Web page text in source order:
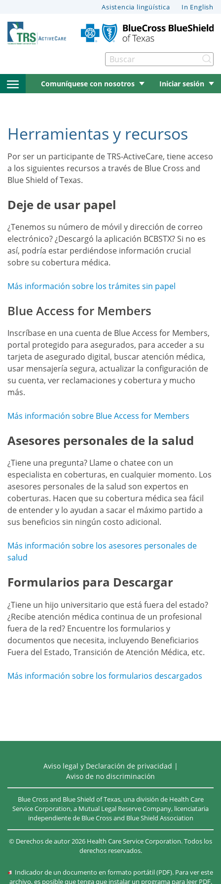
puede
tener
no
pueden
software
lector
de
pantalla.
obtener
con
estos
documentos,
llame
número
figura
reverso
de
su
tarjeta
de
menú
menú
Asistencia lingüística In English
menú
lateral
abierto
Comuníquese con nosotros Iniciar sesión
Herramientas y recursos
Por ser un participante de TRS-ActiveCare, tiene acceso
a los siguientes recursos a través de Blue Cross and
Blue Shield of Texas.
Deje de usar papel
¿Tenemos su número de móvil y dirección de correo
electrónico? ¿Descargó la aplicación BCBSTX? Si no es
así, podría estar perdiéndose información crucial
sobre su cobertura médica.
Más información sobre los trámites sin papel
Blue Access for Members
Inscríbase en una cuenta de Blue Access for Members,
portal protegido para asegurados, para acceder a su
tarjeta de asegurado digital, buscar atención médica,
usar mensajería segura, actualizar la configuración de
su cuenta, ver reclamaciones y cobertura y mucho
más.
Más información sobre Blue Access for Members
Asesores personales de la salud
¿Tiene una pregunta? Llame o chatee con un
especialista en coberturas, en cualquier momento. Los
asesores personales de la salud son expertos en
coberturas. Hacen que su cobertura médica sea fácil
de entender y lo ayudan a sacar el máximo partido a
sus beneficios sin ningún costo adicional.
Más información sobre los asesores personales de
salud
Formularios para Descargar
¿Tiene un hijo universitario que está fuera del estado?
¿Recibe atención médica continua de un profesional
fuera de la red? Encuentre los formularios y
documentos que necesita, incluyendo Beneficiarios
Fuera del Estado, Transición de Atención Médica, etc.
Más información sobre los formularios descargados
Aviso legal y Declaración de privacidad |
Aviso de no discriminación
Blue Cross and Blue Shield of Texas, una división de Health Care
Service Corporation, a Mutual Legal Reserve Company, licenciataria
independiente de Blue Cross and Blue Shield Association
© Derechos de autor2026 Health Care Service Corporation. Todos los
derechos reservados.
Indicador de un documento en formato portátil (PDF). Para ver este
archivo, es posible que tenga que instalar un programa para leer PDF.